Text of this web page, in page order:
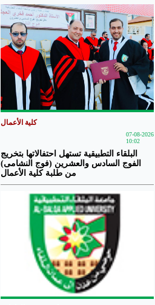
كلية الأعمال
07-08-2026
10:02
البلقاء التطبيقية تستهل احتفالاتها بتخريج
الفوج السادس والعشرين (فوج النشامى)
من طلبة كلية الأعمال